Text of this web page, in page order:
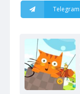
Telegram